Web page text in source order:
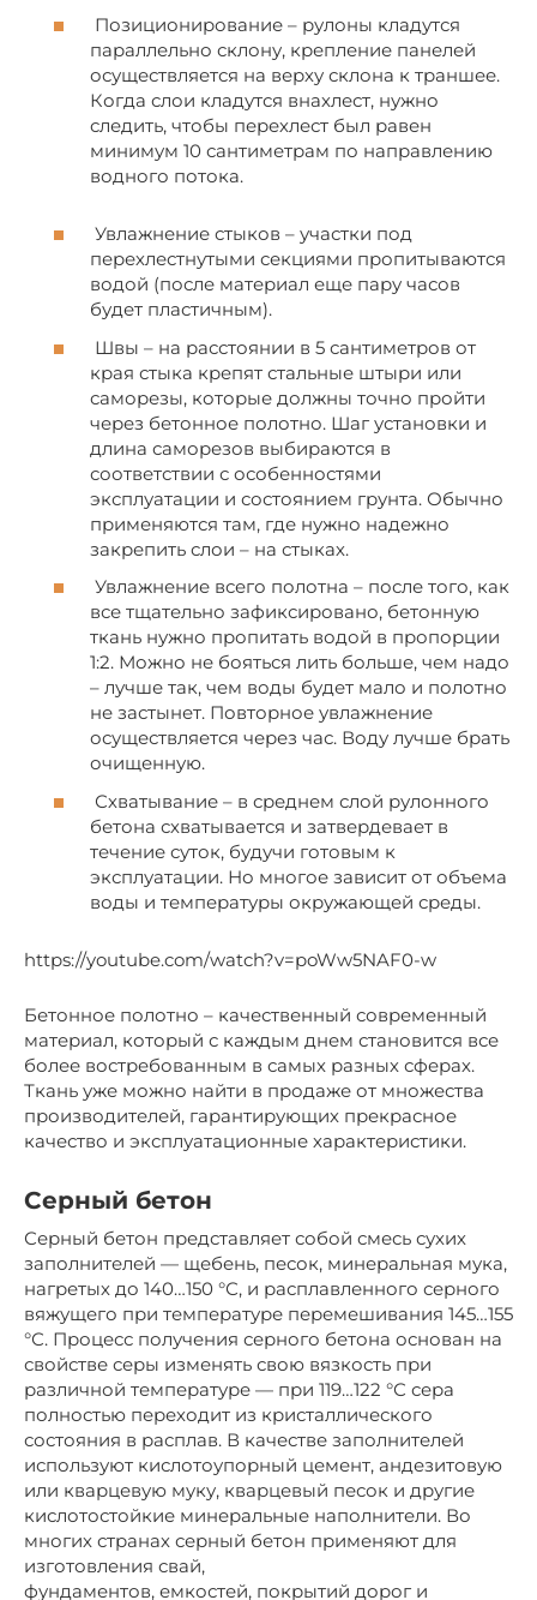
Позиционирование – рулоны кладутся
параллельно склону, крепление панелей
осуществляется на верху склона к траншее.
Когда слои кладутся внахлест, нужно
следить, чтобы перехлест был равен
минимум 10 сантиметрам по направлению
водного потока.
Увлажнение стыков – участки под
перехлестнутыми секциями пропитываются
водой (после материал еще пару часов
будет пластичным).
Швы – на расстоянии в 5 сантиметров от
края стыка крепят стальные штыри или
саморезы, которые должны точно пройти
через бетонное полотно. Шаг установки и
длина саморезов выбираются в
соответствии с особенностями
эксплуатации и состоянием грунта. Обычно
применяются там, где нужно надежно
закрепить слои – на стыках.
Увлажнение всего полотна – после того, как
все тщательно зафиксировано, бетонную
ткань нужно пропитать водой в пропорции
1:2. Можно не бояться лить больше, чем надо
– лучше так, чем воды будет мало и полотно
не застынет. Повторное увлажнение
осуществляется через час. Воду лучше брать
очищенную.
Схватывание – в среднем слой рулонного
бетона схватывается и затвердевает в
течение суток, будучи готовым к
эксплуатации. Но многое зависит от объема
воды и температуры окружающей среды.
https://youtube.com/watch?v=poWw5NAF0-w
Бетонное полотно – качественный современный
материал, который с каждым днем становится все
более востребованным в самых разных сферах.
Ткань уже можно найти в продаже от множества
производителей, гарантирующих прекрасное
качество и эксплуатационные характеристики.
Серный бетон
Серный бетон представляет собой смесь сухих
заполнителей — щебень, песок, минеральная мука,
нагретых до 140…150 °С, и расплавленного серного
вяжущего при температуре перемешивания 145…155
°С. Процесс получения серного бетона основан на
свойстве серы изменять свою вязкость при
различной температуре — при 119…122 °С сера
полностью переходит из кристаллического
состояния в расплав. В качестве заполнителей
используют кислотоупорный цемент, андезитовую
или кварцевую муку, кварцевый песок и другие
кислотостойкие минеральные наполнители. Во
многих странах серный бетон применяют для
изготовления свай,
фундаментов, емкостей, покрытий дорог и